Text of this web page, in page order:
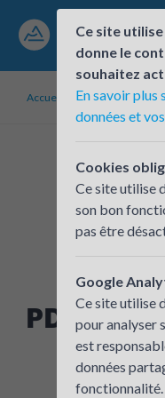
Accueil PDIE/
PDIE
La
Ce site
donne le
souhaitez
En savoir plus
données et
Cookies
Ce site utilise
son bon
pas être
Google
Ce site utilise
pour analyser
est
données
fonctionnalité.